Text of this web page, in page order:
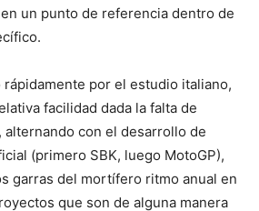
un punto de referencia dentro de
rápidamente por el estudio italiano,
facilidad dada la falta de
con el desarrollo de
(primero SBK, luego MotoGP),
garras del mortífero ritmo anual en
que son de alguna manera